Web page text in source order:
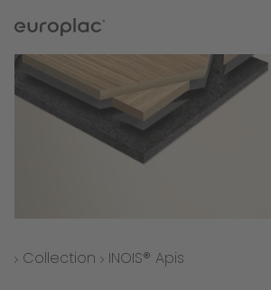
Collection INOIS® Apis